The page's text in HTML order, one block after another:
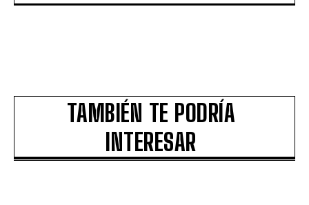
TAMBIÉN TE PODRÍA
INTERESAR